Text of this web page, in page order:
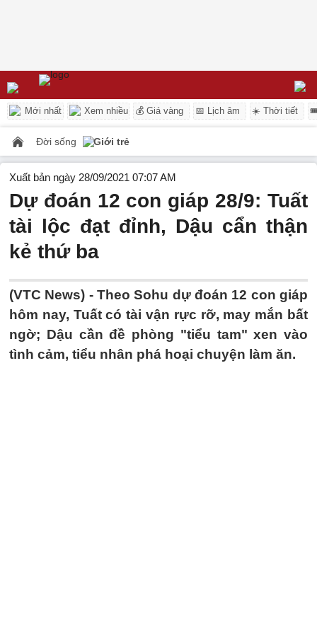
Mới nhất Xem nhiều 💰 Giá vàng 📅 Lịch âm ☀️ Thời tiết
Đời sống Giới trẻ
Xuất bản ngày 28/09/2021 07:07 AM
Dự đoán 12 con giáp 28/9: Tuất
tài lộc đạt đỉnh, Dậu cẩn thận
kẻ thứ ba
(VTC News) - Theo Sohu dự đoán 12 con giáp
hôm nay, Tuất có tài vận rực rỡ, may mắn bất
ngờ; Dậu cần đề phòng "tiểu tam" xen vào
tình cảm, tiểu nhân phá hoại chuyện làm ăn.